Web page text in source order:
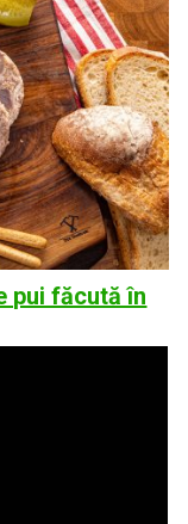
pui făcută în